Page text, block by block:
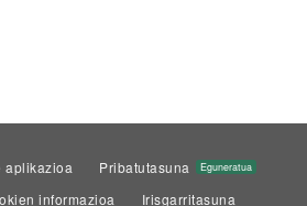
aplikazioa Pribatutasuna Eguneratua
informazioa Irisgarritasuna